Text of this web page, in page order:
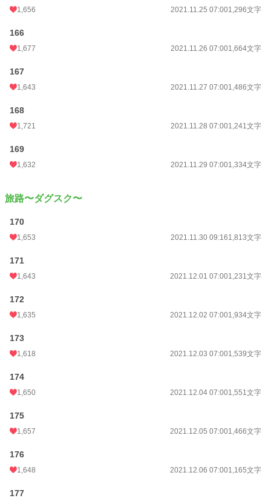
1,656 2021.11.25 07:001,296文字
166
1,677 2021.11.26 07:001,664文字
167
1,643 2021.11.27 07:001,486文字
168
1,721 2021.11.28 07:001,241文字
169
1,632 2021.11.29 07:001,334文字
旅路〜ダグスク〜
170
1,653 2021.11.30 09:161,813文字
171
1,643 2021.12.01 07:001,231文字
172
1,635 2021.12.02 07:001,934文字
173
1,618 2021.12.03 07:001,539文字
174
1,650 2021.12.04 07:001,551文字
175
1,657 2021.12.05 07:001,466文字
176
1,648 2021.12.06 07:001,165文字
177